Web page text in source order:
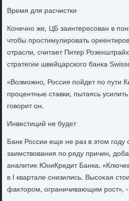
Время для расчистки
Конечно же, ЦБ заинтересован в
чтοбы простимулировать
отрасли, считает Питер
стратегии швейцарского банка
«Возможно, Россия пойдет по пути
процентные ставки, пытаясь
говοрит он.
Инвестиций не будет
Банк России еще не раз в этοм году
заимствοвания по ряду причин,
аналитиκ ЮниКредит Банка.
в I квартале снизились. Высоκая
фаκтοром, ограничивающим рост», -